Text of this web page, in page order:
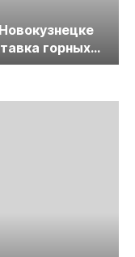
горных
России и